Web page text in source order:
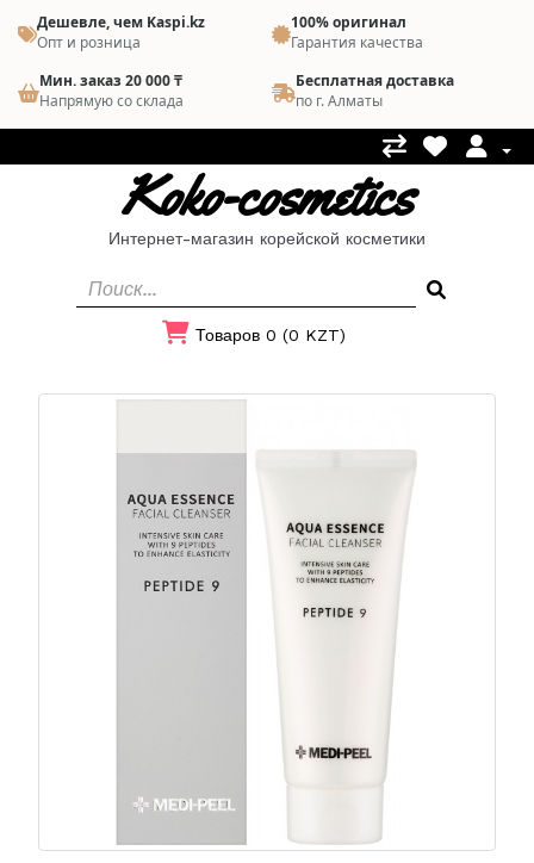
Дешевле, чем Kaspi.kz
Опт и розница
100% оригинал
Гарантия качества
Мин. заказ 20 000 ₸
Напрямую со склада
Бесплатная доставка
по г. Алматы
Koko-cosmetics
Интернет-магазин корейской косметики
Товаров 0 (0 KZT)